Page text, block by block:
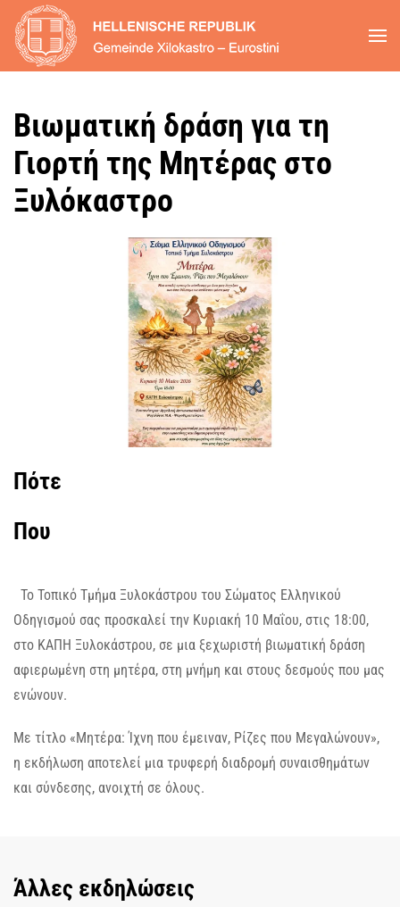
Zum Hauptinhalt springen
Βιωματική δράση για τη
Γιορτή της Μητέρας στο
Ξυλόκαστρο
Πότε
Που
Το Τοπικό Τμήμα Ξυλοκάστρου του Σώματος Ελληνικού
Οδηγισμού σας προσκαλεί την Κυριακή 10 Μαΐου, στις 18:00,
στο ΚΑΠΗ Ξυλοκάστρου, σε μια ξεχωριστή βιωματική δράση
αφιερωμένη στη μητέρα, στη μνήμη και στους δεσμούς που μας
ενώνουν.
Με τίτλο «Μητέρα: Ίχνη που έμειναν, Ρίζες που Μεγαλώνουν»,
η εκδήλωση αποτελεί μια τρυφερή διαδρομή συναισθημάτων
και σύνδεσης, ανοιχτή σε όλους.
Άλλες εκδηλώσεις